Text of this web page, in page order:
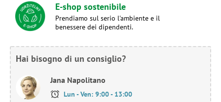
E-shop sostenibile
Prendiamo sul serio l'ambiente e il
benessere dei dipendenti.
Hai bisogno di un consiglio?
Jana Napolitano
Lun - Ven: 9:00 - 13:00